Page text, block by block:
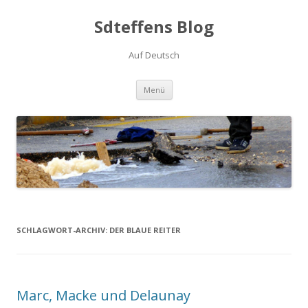
Sdteffens Blog
Auf Deutsch
Menü Zum Inhalt springen
SCHLAGWORT-ARCHIV: DER BLAUE REITER
Marc, Macke und Delaunay